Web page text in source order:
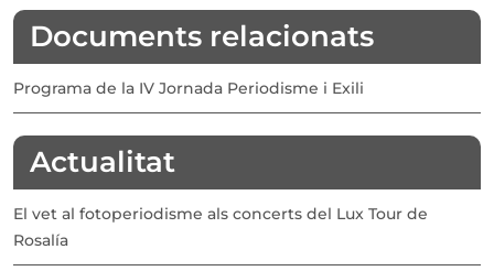
Documents relacionats
Programa de la IV Jornada Periodisme i Exili
Actualitat
El vet al fotoperiodisme als concerts del Lux Tour de
Rosalía